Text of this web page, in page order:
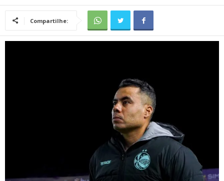
Compartilhe: